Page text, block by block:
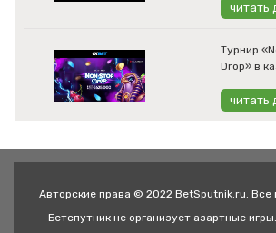
читать
Турнир
Drop» в
читать
Авторские права © 2022 BetSputnik.ru. Все
Бетспутник не организует азартные